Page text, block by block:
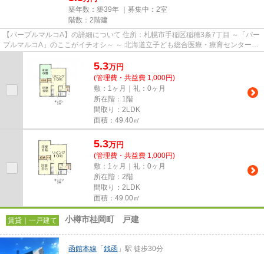
築年数：築39年 ｜募集中： 2室
階数：2階建
【パープルマルコA】の詳細について 住所：札幌市手稲区稲穂3条7丁目 ～「パー
プルマルコA」のここがイチオシ～ ～ 北海道立子ども総合医療・療育センターま
5.3万円
(管理費・共益費 1,000円)
敷：1ヶ月｜礼：0ヶ月
所在階：1階
間取り：2LDK
面積：49.40㎡
5.3万円
(管理費・共益費 1,000円)
敷：1ヶ月｜礼：0ヶ月
所在階：2階
間取り：2LDK
面積：49.00㎡
賃貸｜一戸建て ⼩樽市桂岡町 戸建
函館本線 「 銭函 」駅 徒歩30分